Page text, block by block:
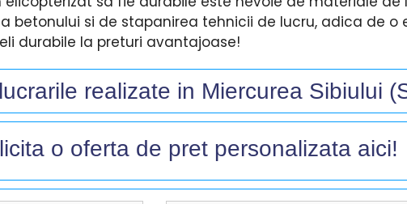
betonului si de stapanirea tehnicii de lucru, adica de o
durabile la preturi avantajoase!
realizate in Miercurea Sibiului
o oferta de pret personalizata aici!